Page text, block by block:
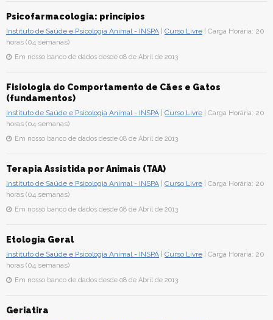
Psicofarmacologia: princípios
Instituto de Saúde e Psicologia Animal - INSPA Curso Livre | Carga Horária: 20
horas (04 semanas)
Em nosso banco de dados desde 08 de Abril de 2013
Fisiologia do Comportamento de Cães e Gatos
(fundamentos)
Instituto de Saúde e Psicologia Animal - INSPA Curso Livre | Carga Horária: 20
horas (04 semanas)
Em nosso banco de dados desde 08 de Abril de 2013
Terapia Assistida por Animais (TAA)
Instituto de Saúde e Psicologia Animal - INSPA Curso Livre | Carga Horária: 20
horas (04 semanas)
Em nosso banco de dados desde 08 de Abril de 2013
Etologia Geral
Instituto de Saúde e Psicologia Animal - INSPA Curso Livre | Carga Horária: 20
horas (04 semanas)
Em nosso banco de dados desde 08 de Abril de 2013
Geriatira